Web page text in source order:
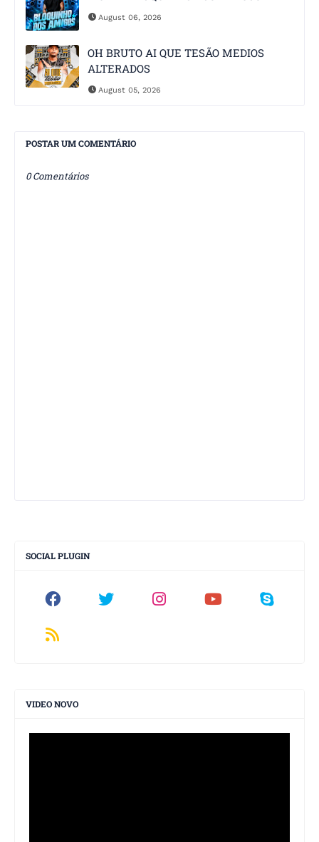
August 06, 2026
OH BRUTO AI QUE TESÃO MEDIOS
ALTERADOS
August 05, 2026
POSTAR UM COMENTÁRIO
0 Comentários
SOCIAL PLUGIN
VIDEO NOVO